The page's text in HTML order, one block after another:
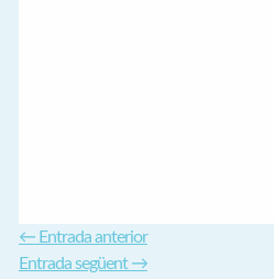
←Entrada anterior
Entrada següent→